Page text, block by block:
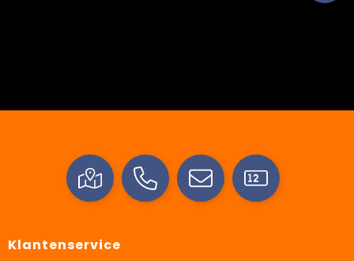
Klantenservice